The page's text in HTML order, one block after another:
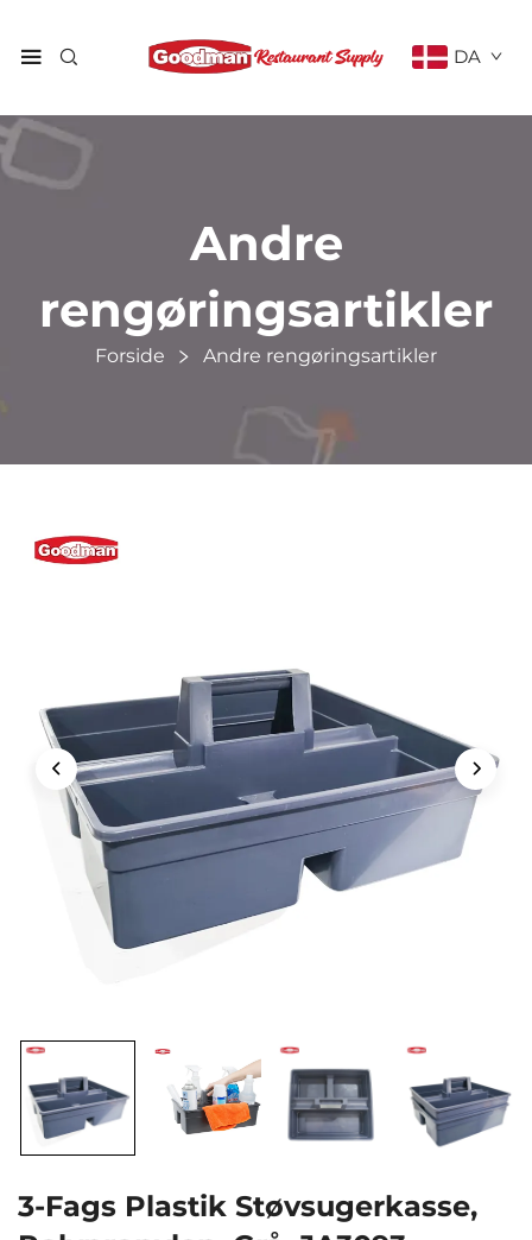
DA
Andre
rengøringsartikler
Forside Andre rengøringsartikler
3-Fags Plastik Støvsugerkasse,